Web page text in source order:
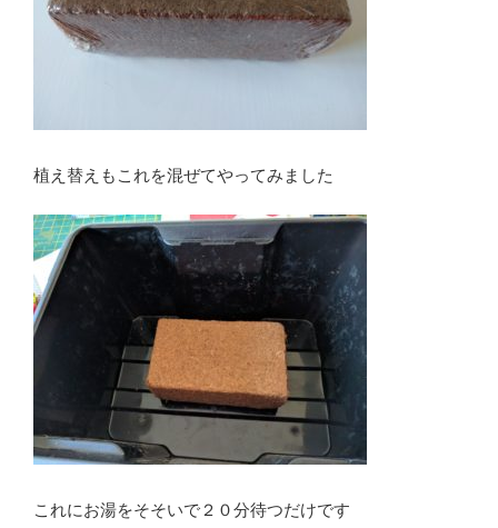
植え替えもこれを混ぜてやってみました
これにお湯をそそいで２０分待つだけです